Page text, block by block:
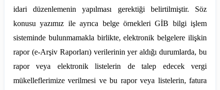
idari düzenlemenin yapılması gerektiği belirtilmiştir. Söz
konusu yazımız ile ayrıca belge örnekleri GİB bilgi işlem
sisteminde bulunmamakla birlikte, elektronik belgelere ilişkin
rapor (e-Arşiv Raporları) verilerinin yer aldığı durumlarda, bu
rapor veya elektronik listelerin de talep edecek vergi
mükelleflerimize verilmesi ve bu rapor veya listelerin, fatura